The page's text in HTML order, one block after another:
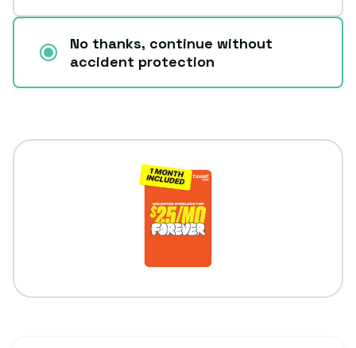
No thanks, continue without
accident protection